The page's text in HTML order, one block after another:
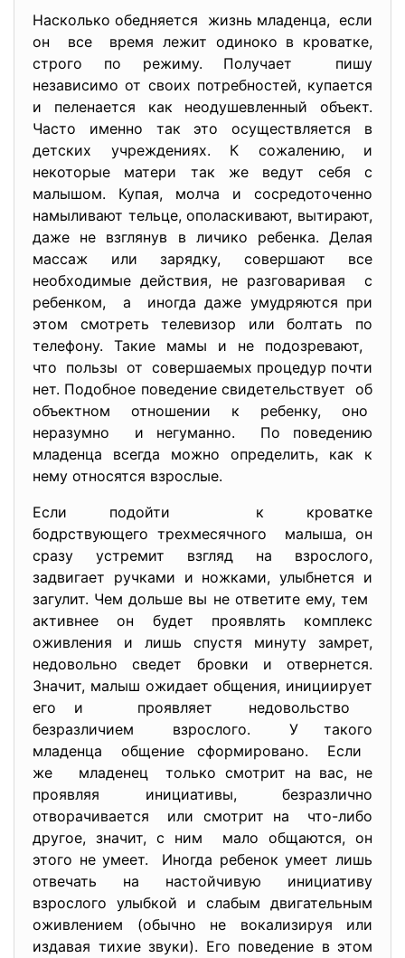
Насколько обедняется жизнь младенца, если
он все время лежит одиноко в кроватке,
строго по режиму. Получает пишу
независимо от своих потребностей, купается
и пеленается как неодушевленный объект.
Часто именно так это осуществляется в
детских учреждениях. К сожалению, и
некоторые матери так же ведут себя с
малышом. Купая, молча и сосредоточенно
намыливают тельце, ополаскивают, вытирают,
даже не взглянув в личико ребенка. Делая
массаж или зарядку, совершают все
необходимые действия, не разговаривая с
ребенком, а иногда даже умудряются при
этом смотреть телевизор или болтать по
телефону. Такие мамы и не подозревают,
что пользы от совершаемых процедур почти
нет. Подобное поведение свидетельствует об
объектном отношении к ребенку, оно
неразумно и негуманно. По поведению
младенца всегда можно определить, как к
нему относятся взрослые.
Если подойти к кроватке
бодрствующего трехмесячного малыша, он
сразу устремит взгляд на взрослого,
задвигает ручками и ножками, улыбнется и
загулит. Чем дольше вы не ответите ему, тем
активнее он будет проявлять комплекс
оживления и лишь спустя минуту замрет,
недовольно сведет бровки и отвернется.
Значит, малыш ожидает общения, инициирует
его и проявляет недовольство
безразличием взрослого. У такого
младенца общение сформировано. Если
же младенец только смотрит на вас, не
проявляя инициативы, безразлично
отворачивается или смотрит на что-либо
другое, значит, с ним мало общаются, он
этого не умеет. Иногда ребенок умеет лишь
отвечать на настойчивую инициативу
взрослого улыбкой и слабым двигательным
оживлением (обычно не вокализируя или
издавая тихие звуки). Его поведение в этом